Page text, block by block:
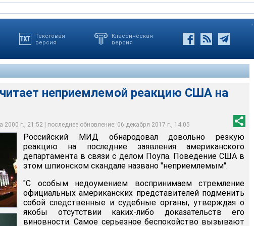
Текстовая
версия
Классическая
версия
неприемлемой реакцию США на
2000 г., 21:52 | последнее обновление: 06 декабря 2017 г., 14:05
довольно резкую реакцию на последние заявления
в связи с делом Поупа. Поведение США в этом
названо "неприемлемым"
воспринимаем стремление официальных американских
собой следственные и судебные органы, утверждая о
либо доказательств его виновности"
вызывают также намеки, прозвучавшие из
некой увязки вопроса о Поупе с перспективой
торгово-экономических связей"
на какие послабления в отношении осужденных по
территории США вне зависимости от состояния их здоровья,
иного подхода от других стран"
Российский МИД обнародовал довольно резкую
реакцию на последние заявления американского
департамента в связи с делом Поупа. Поведение США в
этом шпионском скандале названо "неприемлемым".
"С особым недоумением воспринимаем стремление
официальных американских представителей подменить
собой следственные и судебные органы, утверждая о
якобы отсутствии каких-либо доказательств его
виновности. Самое серьезное беспокойство вызывают